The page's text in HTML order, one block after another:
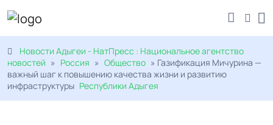
Новости Адыгеи - НатПресс : Национальное агентство
новостей » Россия » Общество » Газификация Мичурина —
важный шаг к повышению качества жизни и развитию
инфраструктуры Республики Адыгея